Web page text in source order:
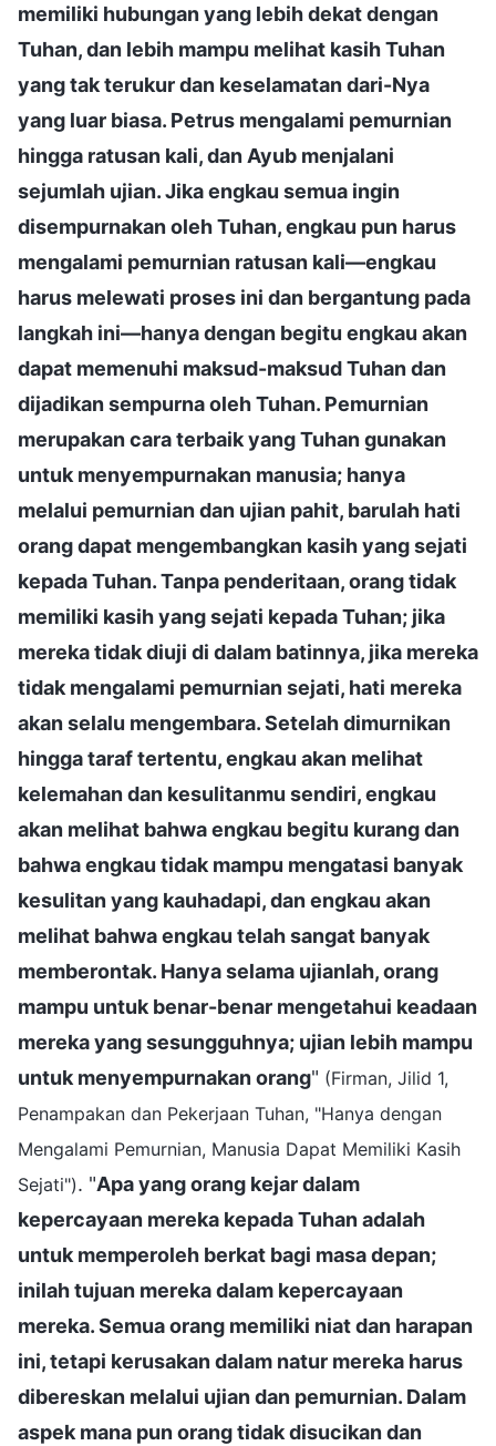
memiliki hubungan yang lebih dekat dengan
Tuhan, dan lebih mampu melihat kasih Tuhan
yang tak terukur dan keselamatan dari-Nya
yang luar biasa. Petrus mengalami pemurnian
hingga ratusan kali, dan Ayub menjalani
sejumlah ujian. Jika engkau semua ingin
disempurnakan oleh Tuhan, engkau pun harus
mengalami pemurnian ratusan kali—engkau
harus melewati proses ini dan bergantung pada
langkah ini—hanya dengan begitu engkau akan
dapat memenuhi maksud-maksud Tuhan dan
dijadikan sempurna oleh Tuhan. Pemurnian
merupakan cara terbaik yang Tuhan gunakan
untuk menyempurnakan manusia; hanya
melalui pemurnian dan ujian pahit, barulah hati
orang dapat mengembangkan kasih yang sejati
kepada Tuhan. Tanpa penderitaan, orang tidak
memiliki kasih yang sejati kepada Tuhan; jika
mereka tidak diuji di dalam batinnya, jika mereka
tidak mengalami pemurnian sejati, hati mereka
akan selalu mengembara. Setelah dimurnikan
hingga taraf tertentu, engkau akan melihat
kelemahan dan kesulitanmu sendiri, engkau
akan melihat bahwa engkau begitu kurang dan
bahwa engkau tidak mampu mengatasi banyak
kesulitan yang kauhadapi, dan engkau akan
melihat bahwa engkau telah sangat banyak
memberontak. Hanya selama ujianlah, orang
mampu untuk benar-benar mengetahui keadaan
mereka yang sesungguhnya; ujian lebih mampu
untuk menyempurnakan orang" (Firman, Jilid 1,
Penampakan dan Pekerjaan Tuhan, "Hanya dengan
Mengalami Pemurnian, Manusia Dapat Memiliki Kasih
Sejati"). "Apa yang orang kejar dalam
kepercayaan mereka kepada Tuhan adalah
untuk memperoleh berkat bagi masa depan;
inilah tujuan mereka dalam kepercayaan
mereka. Semua orang memiliki niat dan harapan
ini, tetapi kerusakan dalam natur mereka harus
dibereskan melalui ujian dan pemurnian. Dalam
aspek mana pun orang tidak disucikan dan